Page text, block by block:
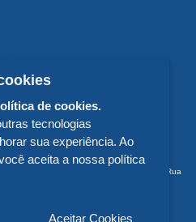
PARANÁ - CNPJ n° 75.095.679/0011-10 - Rua
de cookies.
tecnologias
sua experiência. Ao
aceita a nossa política
Aceitar Cookies